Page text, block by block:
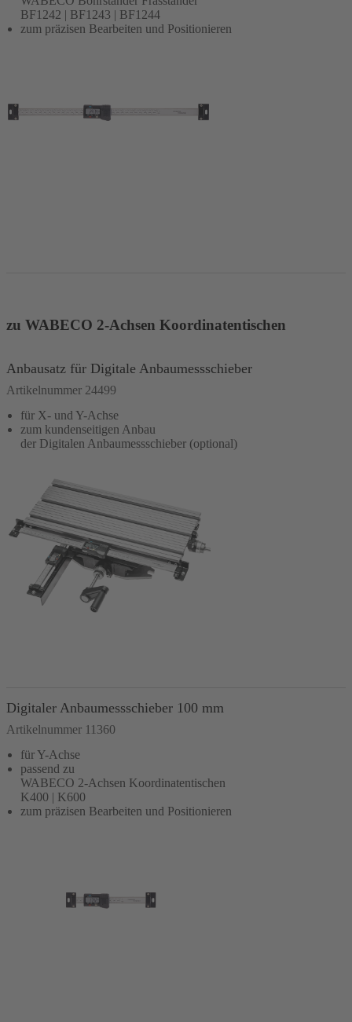
BF1242 | BF1243 | BF1244
zum präzisen Bearbeiten und Positionieren
zu WABECO 2-Achsen Koordinatentischen
Anbausatz für Digitale Anbaumessschieber
Artikelnummer 24499
für X- und Y-Achse
zum kundenseitigen Anbau
der Digitalen Anbaumessschieber (optional)
Digitaler Anbaumessschieber 100 mm
Artikelnummer 11360
für Y-Achse
passend zu
WABECO 2-Achsen Koordinatentischen
K400 | K600
zum präzisen Bearbeiten und Positionieren